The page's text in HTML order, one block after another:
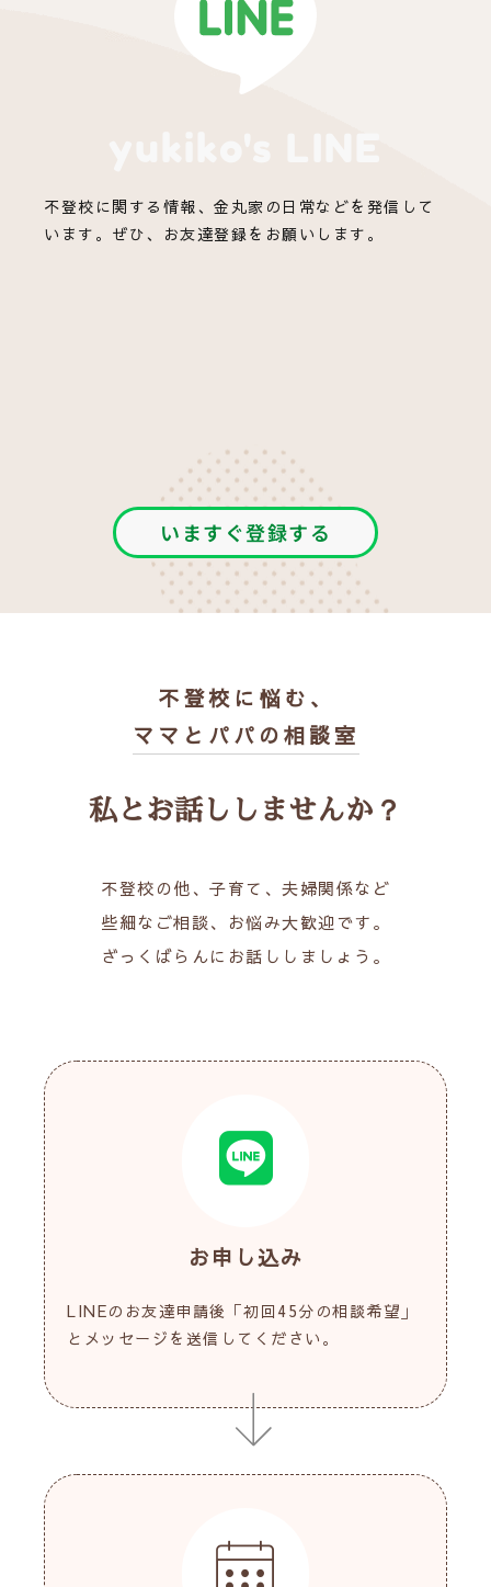
不登校に関する情報、金丸家の日常などを発信して
います。ぜひ、お友達登録をお願いします。
いますぐ登録する
不登校に悩む、
ママとパパの相談室
私とお話ししませんか？
不登校の他、子育て、夫婦関係など
些細なご相談、お悩み大歓迎です。
ざっくばらんにお話ししましょう。
お申し込み
LINEのお友達申請後「初回45分の相談希望」
とメッセージを送信してください。